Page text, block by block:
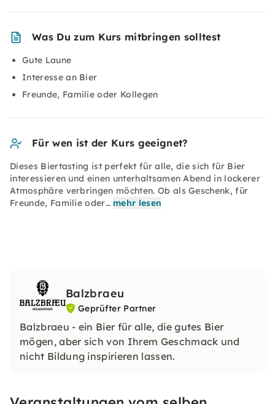
Was Du zum Kurs mitbringen solltest
Gute Laune
Interesse an Bier
Freunde, Familie oder Kollegen
Für wen ist der Kurs geeignet?
Dieses Biertasting ist perfekt für alle, die sich für Bier
interessieren und einen unterhaltsamen Abend in lockerer
Atmosphäre verbringen möchten. Ob als Geschenk, für
Freunde, Familie oder… mehr lesen
Balzbraeu
Geprüfter Partner
Balzbraeu - ein Bier für alle, die gutes Bier
mögen, aber sich von Ihrem Geschmack und
nicht Bildung inspirieren lassen.